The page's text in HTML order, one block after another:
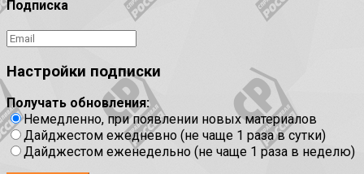
Подписка
Настройки подписки
Получать обновления:
Немедленно, при появлении новых материалов
Дайджестом ежедневно (не чаще 1 раза в сутки)
Дайджестом еженедельно (не чаще 1 раза в неделю)